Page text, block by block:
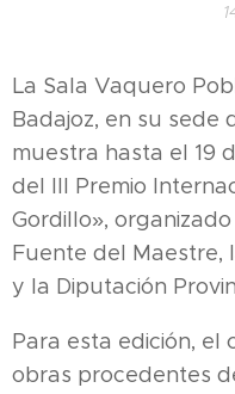
La Sala Vaquero
Badajoz, en su sede
muestra hasta el 19
del III Premio
Gordillo»,
Fuente del Maestre,
y la Diputación
Para esta edición, el
obras procedentes